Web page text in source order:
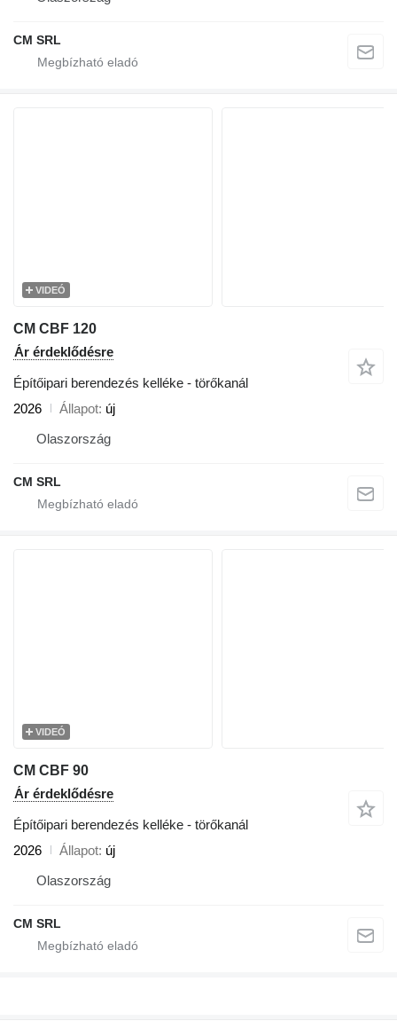
CM SRL
VIDEÓ
CM CBF 120
Ár érdeklődésre
Építőipari berendezés kelléke - törőkanál
2026
Állapot új
Olaszország
CM SRL
VIDEÓ
CM CBF 90
Ár érdeklődésre
Építőipari berendezés kelléke - törőkanál
2026
Állapot új
Olaszország
CM SRL